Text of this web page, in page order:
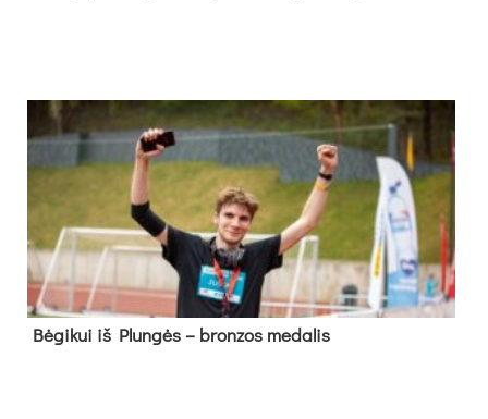
Bė­gi­kui iš Plun­gės – bron­zos me­da­lis